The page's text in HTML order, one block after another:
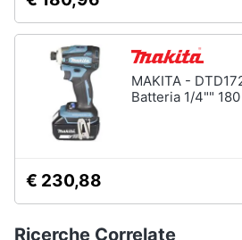
MAKITA -
Batteria 1/4""
€ 230,88
Ricerche Correlate